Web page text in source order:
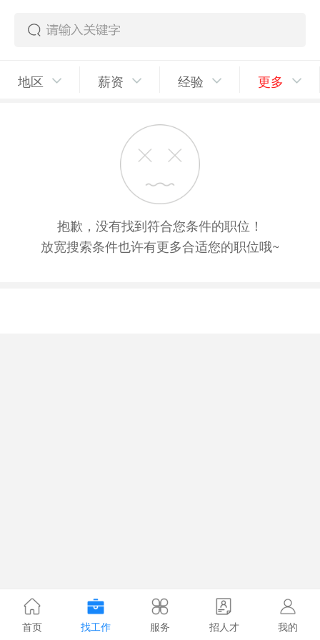
地区 薪资 经验 更多
抱歉，没有找到符合您条件的职位！
放宽搜索条件也许有更多合适您的职位哦~
首页 找工作 服务 招人才 我的